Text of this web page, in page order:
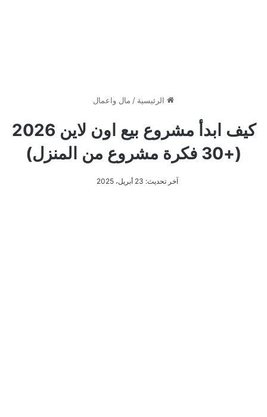
الرئيسية / مال واعمال
كيف ابدأ مشروع بيع اون لاين 2026
(+30 فكرة مشروع من المنزل)
آخر تحديث: 23 أبريل، 2025